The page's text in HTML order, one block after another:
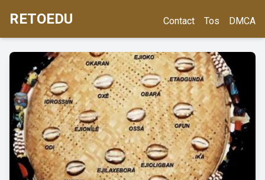
RETOEDU Contact Tos DMCA